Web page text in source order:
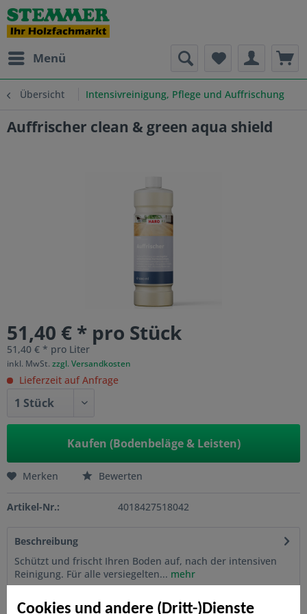
Cookies und andere (Dritt-)Dienste
Menü
Übersicht Intensivreinigung, Pflege und Auffrischung
Auffrischer clean & green aqua shield
51,40 € * pro Stück
51,40 € * pro Liter
inkl. MwSt. zzgl. Versandkosten
Lieferzeit auf Anfrage
Kaufen (Bodenbeläge & Leisten)
Merken Bewerten
Artikel-Nr.: 4018427518042
Beschreibung
Schützt und frischt Ihren Boden auf, nach der intensiven
Reinigung. Für alle versiegelten... mehr
Bewertungen
0